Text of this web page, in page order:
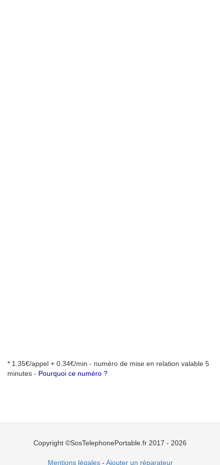
* 1.35€/appel + 0.34€/min - numéro de mise en relation valable 5
minutes - Pourquoi ce numéro ?
Copyright ©SosTelephonePortable.fr 2017 - 2026
Mentions légales- Ajouter un réparateur